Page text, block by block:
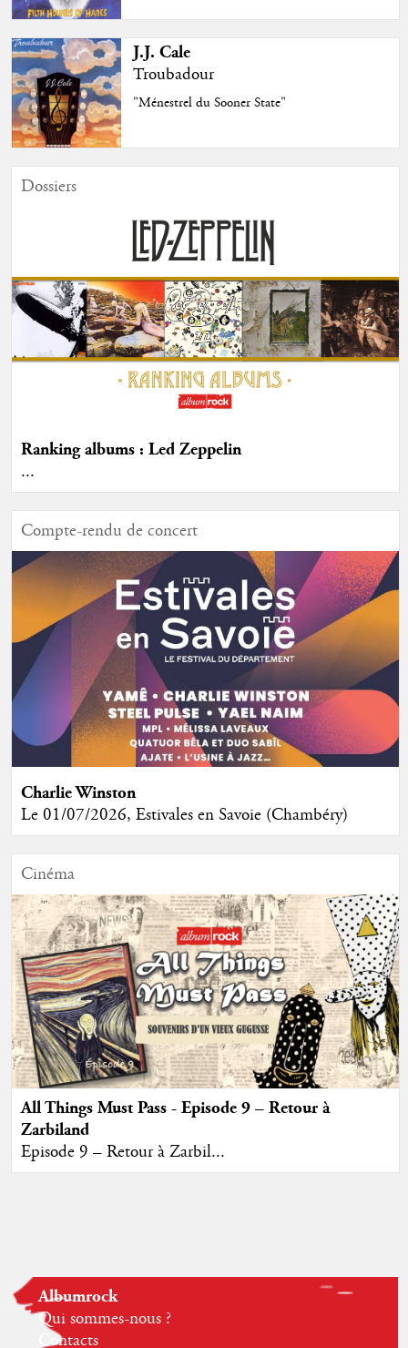
J.J. Cale
Troubadour
"Ménestrel du Sooner State"
Dossiers
Ranking albums : Led Zeppelin
...
Compte-rendu de concert
Charlie Winston
Le 01/07/2026, Estivales en Savoie (Chambéry)
Cinéma
All Things Must Pass - Episode 9 – Retour à
Zarbiland
Episode 9 – Retour à Zarbil...
Albumrock
Qui sommes-nous ?
Contacts